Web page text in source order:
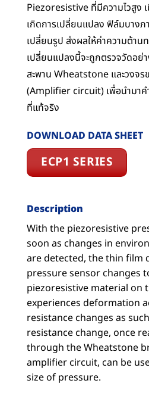
Piezoresistive ที่มีความไวสูง
เกิดการเปลี่ยนแปลง ฟิล์มบางภ
เปลี่ยนรูป ส่งผลให้ค่าความต้าน
เปลี่ยนแปลงนี้จะถูกตรวจวัดอย่
สะพาน Wheatstone และวง
(Amplifier circuit) เพื่อนำมา
ที่แท้จริง
DOWNLOAD DATA SHEET
ECP1 SERIES
Description
With the piezoresistive
soon as changes in
are detected, the thin film
pressure sensor changes
piezoresistive material on
experiences deformation
resistance changes as
resistance change, once
through the Wheatstone
amplifier circuit, can be
size of pressure.